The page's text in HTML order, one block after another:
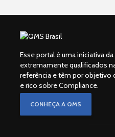
Esse portal é uma iniciativa
extremamente qualificados
referência e têm por objetivo
e rico sobre Compliance.
CONHEÇA A QMS